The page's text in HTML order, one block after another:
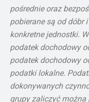
pośrednie oraz
pobierane są od dóbr
konkretne jednostki.
podatek dochodowy
podatek dochodowy
podatki lokalne.
dokonywanych
grupy zaliczyć